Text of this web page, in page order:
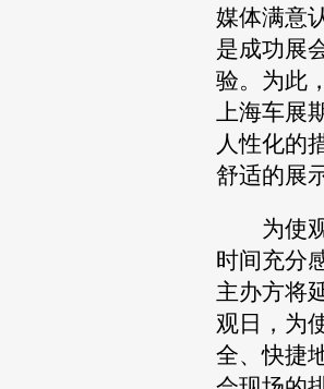
媒体满意
是成功展
验。为此
上海车展
人性化的
舒适的展
为使观
时间充分
主办方将
观日，为
全、快捷